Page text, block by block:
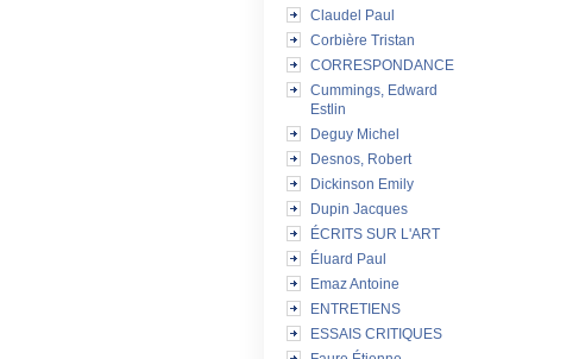
Claudel Paul
Corbière Tristan
CORRESPONDANCE
Cummings, Edward
Estlin
Deguy Michel
Desnos, Robert
Dickinson Emily
Dupin Jacques
ÉCRITS SUR L'ART
Éluard Paul
Emaz Antoine
ENTRETIENS
ESSAIS CRITIQUES